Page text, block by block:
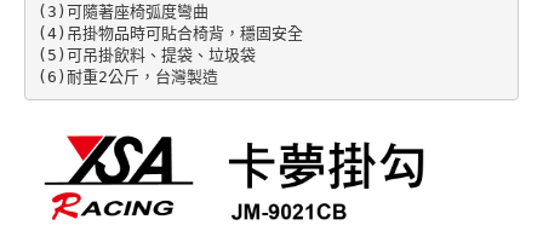
(3)可隨著座椅弧度彎曲
(4)吊掛物品時可貼合椅背，穩固安全
(5)可吊掛飲料、提袋、垃圾袋
(6)耐重2公斤，台灣製造